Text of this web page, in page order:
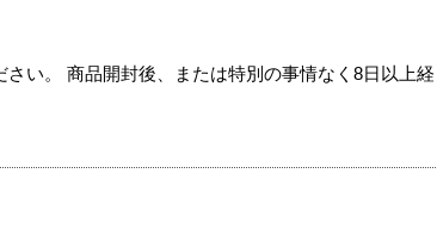
い。 商品開封後、または特別の事情なく8日以上経